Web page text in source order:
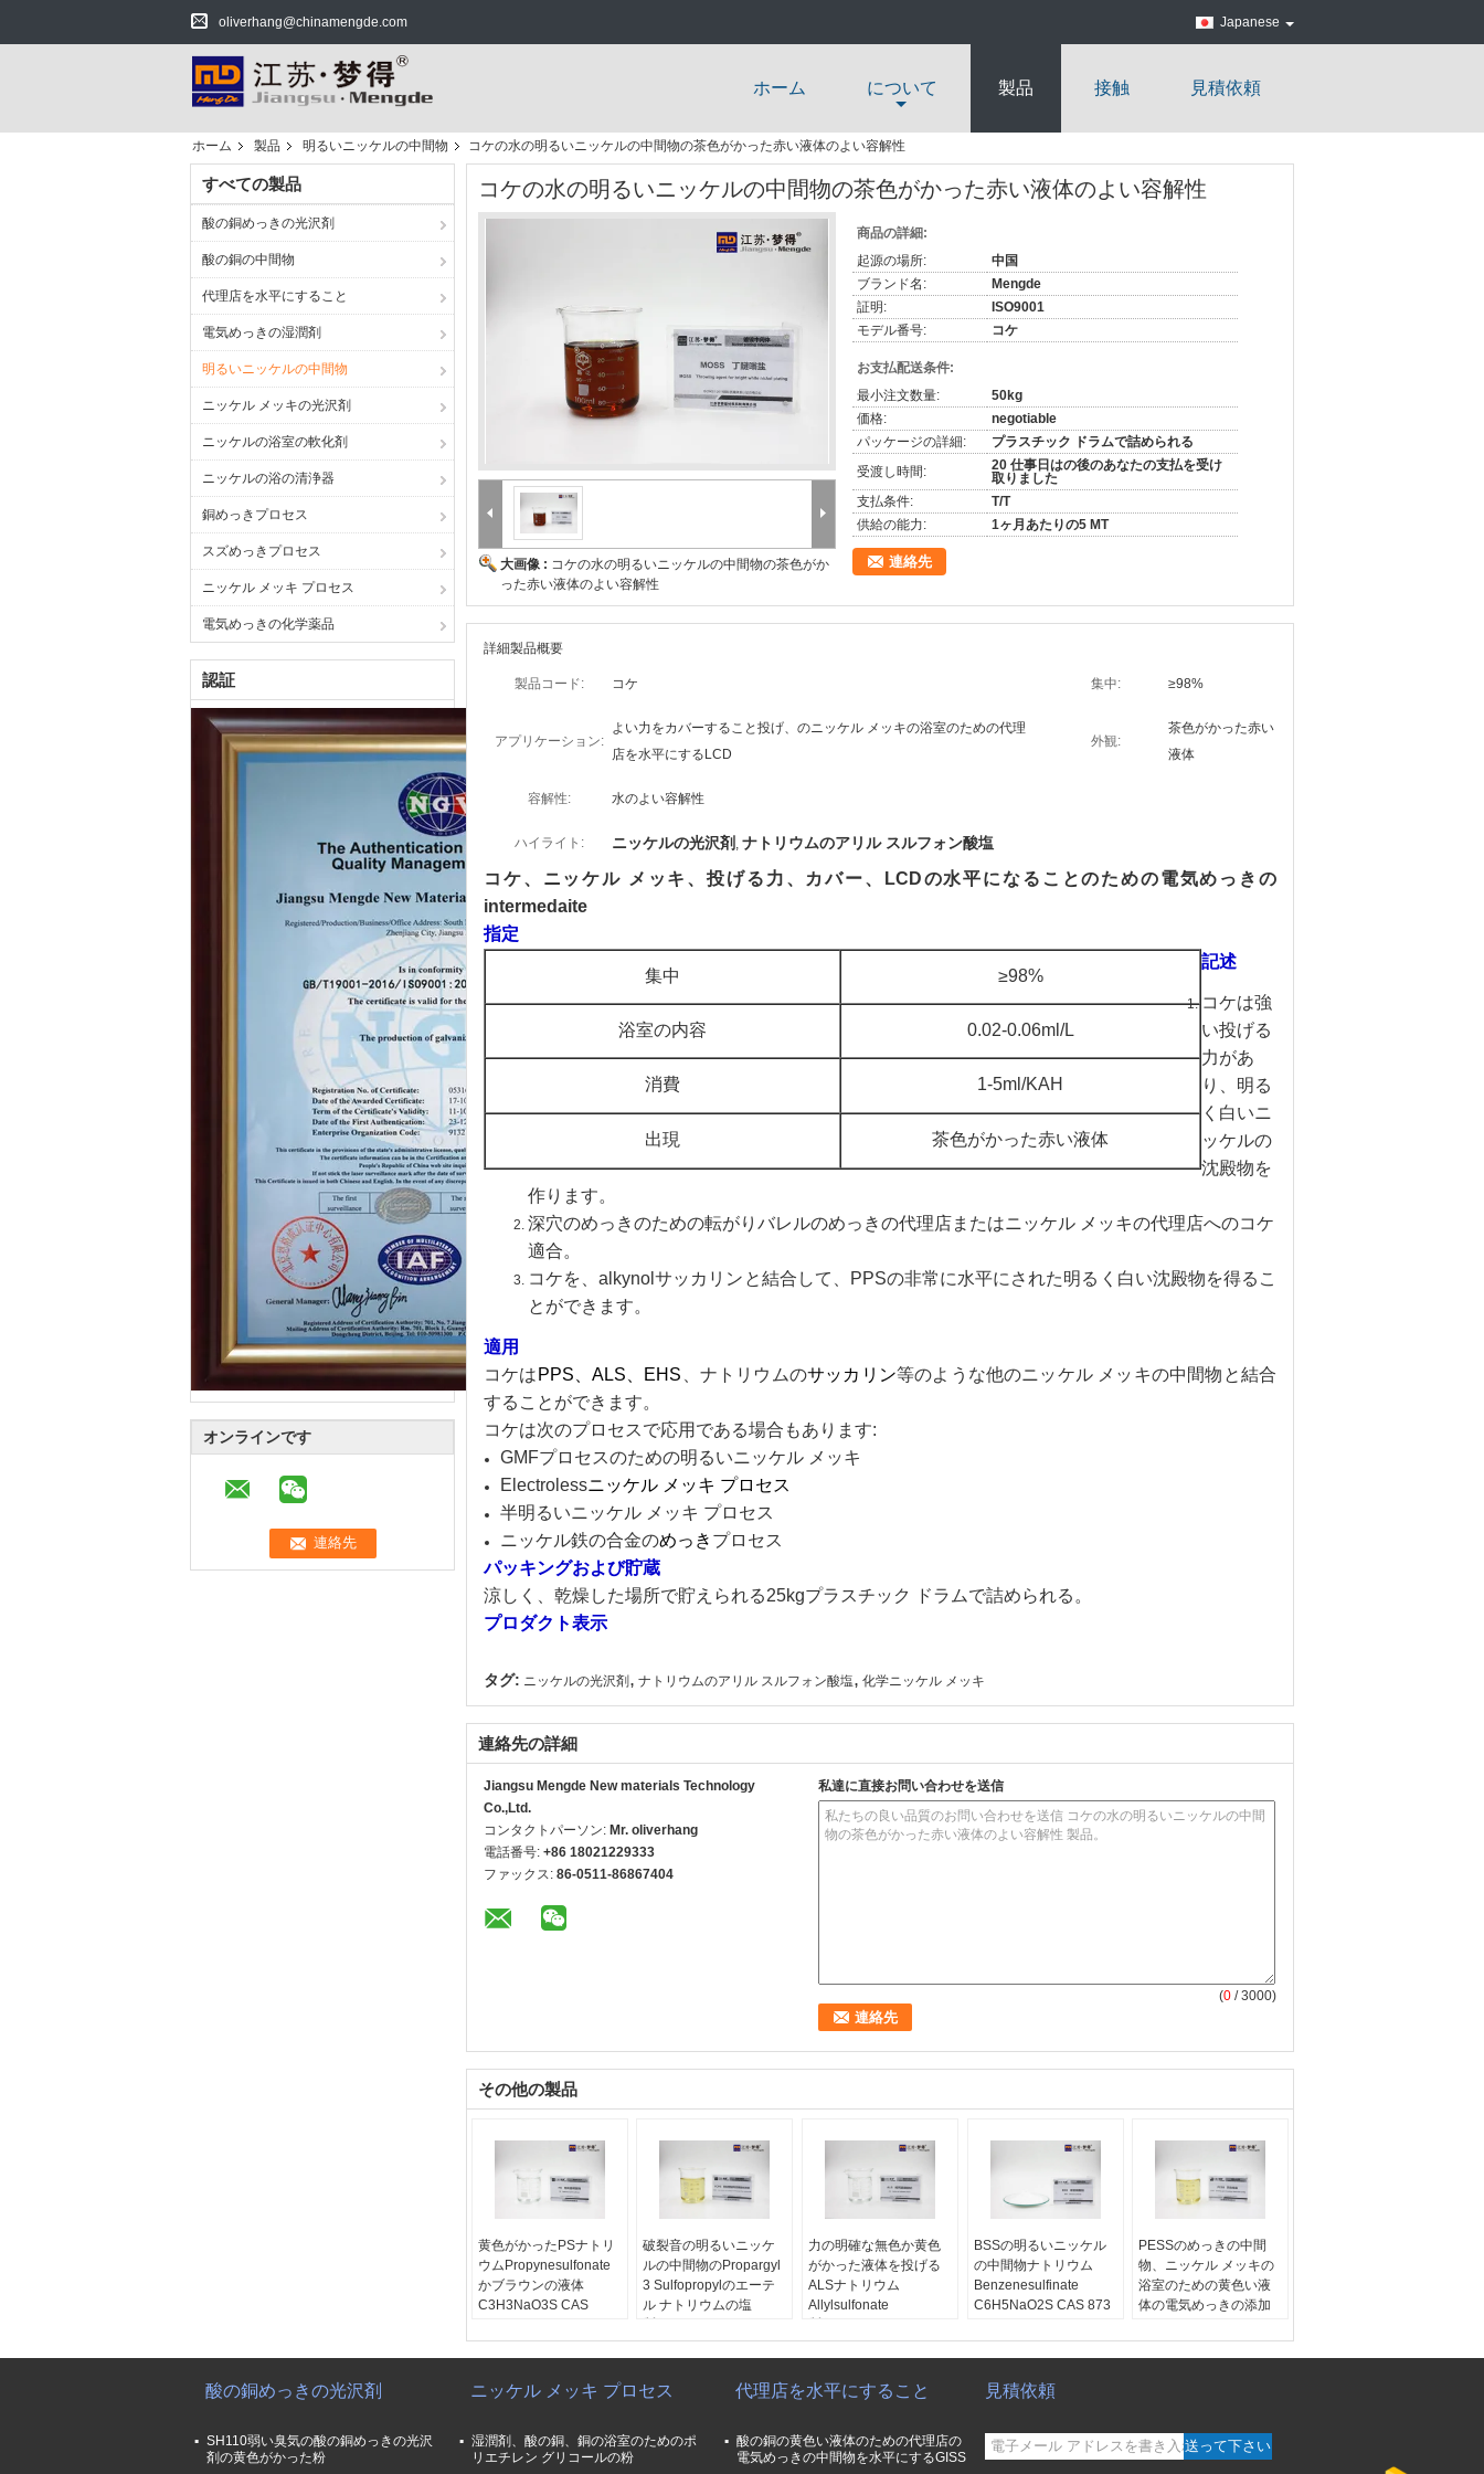
oliverhang@chinamengde.com Japanese
ホーム について 製品 接触 見積依頼
ホーム 製品 明るいニッケルの中間物 コケの水の明るいニッケルの中間物の茶色がかった赤い液体のよい容解性
すべての製品
酸の銅めっきの光沢剤
酸の銅の中間物
代理店を水平にすること
電気めっきの湿潤剤
明るいニッケルの中間物
ニッケル メッキの光沢剤
ニッケルの浴室の軟化剤
ニッケルの浴の清浄器
銅めっきプロセス
スズめっきプロセス
ニッケル メッキ プロセス
電気めっきの化学薬品
認証
オンラインです
コケの水の明るいニッケルの中間物の茶色がかった赤い液体のよい容解性
大画像 : コケの水の明るいニッケルの中間物の茶色がか
った赤い液体のよい容解性
商品の詳細:
起源の場所:
中国
ブランド名:
Mengde
証明:
ISO9001
モデル番号:
コケ
お支払配送条件:
最小注文数量:
50kg
価格:
negotiable
パッケージの詳細:
プラスチック ドラムで詰められる
受渡し時間:
20 仕事日はの後のあなたの支払を受け
取りました
支払条件:
T/T
供給の能力:
1ヶ月あたりの5 MT
連絡先
詳細製品概要
製品コード: コケ 集中: ≥98%
アプリケーション:
よい力をカバーすること投げ、のニッケル メッキの浴室のための代理
店を水平にするLCD
外観:
茶色がかった赤い
液体
容解性: 水のよい容解性
ハイライト: ニッケルの光沢剤 , ナトリウムのアリル スルフォン酸塩
コケ、ニッケル メッキ、投げる力、カバー、LCDの水平になることのための電気めっきの
intermedaite
指定
集中 ≥98%
浴室の内容 0.02-0.06ml/L
消費 1-5ml/KAH
出現 茶色がかった赤い液体
記述
コケは強
い投げる
力があ
り、明る
く白いニ
ッケルの
沈殿物を
作ります。
深穴のめっきのための転がりバレルのめっきの代理店またはニッケル メッキの代理店へのコケ
適合。
コケを、alkynolサッカリンと結合して、PPSの非常に水平にされた明るく白い沈殿物を得るこ
とができます。
適用
コケは PPS、ALS、EHS 、ナトリウムのサッカリン等のような他のニッケル メッキの中間物と結合
することができます。
コケは次のプロセスで応用である場合もあります:
GMFプロセスのための明るいニッケル メッキ
Electrolessニッケル メッキ プロセス
半明るいニッケル メッキ プロセス
ニッケル鉄の合金のめっき プロセス
パッキングおよび貯蔵
涼しく、乾燥した場所で貯えられる25kgプラスチック ドラムで詰められる。
プロダクト表示
タグ: ニッケルの光沢剤 , ナトリウムのアリル スルフォン酸塩, 化学ニッケル メッキ
連絡先の詳細
Jiangsu Mengde New materials Technology
Co.,Ltd.
コンタクトパーソン: Mr. oliverhang
電話番号: +86 18021229333
ファックス: 86-0511-86867404
私達に直接お問い合わせを送信
(0 / 3000)
その他の製品
黄色がかったPSナトリ
ウムPropynesulfonate
かブラウンの液体
C3H3NaO3S CAS
製品コード:PS
分子量: 142.10
破裂音の明るいニッケ
ルの中間物のPropargyl
3 Sulfopropylのエーテ
ル ナトリウムの塩
分子方式:C6H9NaO4S
CAS番号:
30290-53-0
力の明確な無色か黄色
がかった液体を投げる
ALSナトリウム
Allylsulfonate
分子方式:C3H5NaO3S
CAS番号:2495-39-8
BSSの明るいニッケル
の中間物ナトリウム
Benzenesulfinate
C6H5NaO2S CAS 873
製品コード:BSS
分子量:164.15
873-55-2
PESSのめっきの中間
物、ニッケル メッキの
浴室のための黄色い液
体の電気めっきの添加
製品コード:PESS
の浴室のための代理店
を水平にするLCD
酸の銅めっきの光沢剤
SH110弱い臭気の酸の銅めっきの光沢
剤の黄色がかった粉
ニッケル メッキ プロセス
湿潤剤、酸の銅、銅の浴室のためのポ
リエチレン グリコールの粉
代理店を水平にすること
酸の銅の黄色い液体のための代理店の
電気めっきの中間物を水平にするGISS
見積依頼
送って下さい